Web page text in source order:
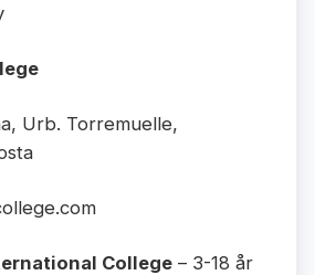
Urb. Torremuelle,
College – 3-18 år